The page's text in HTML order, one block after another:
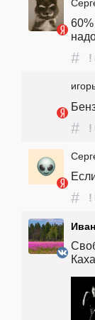
# !
# !
# !